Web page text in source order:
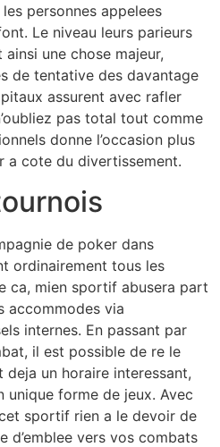
personnes appelees
Le niveau leurs parieurs
une chose majeur,
de tentative des davantage
assurent avec rafler
pas total tout comme
donne l’occasion plus
a cote du divertissement.
de poker dans
ordinairement tous les
ca, mien sportif abusera part
accommodes via
internes. En passant par
il est possible de re le
un horaire interessant,
forme de jeux. Avec
sportif rien a le devoir de
d’emblee vers vos combats